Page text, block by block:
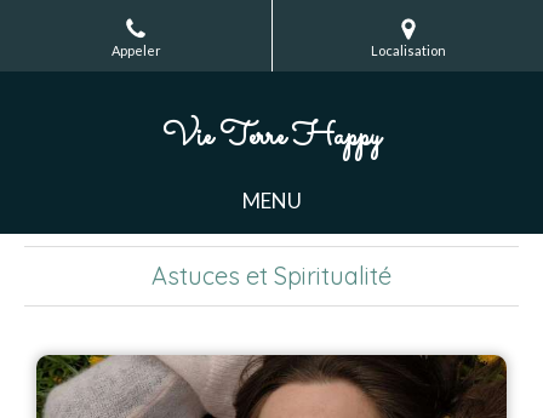
Appeler Localisation
Vie Terre Happy
MENU
Astuces et Spiritualité